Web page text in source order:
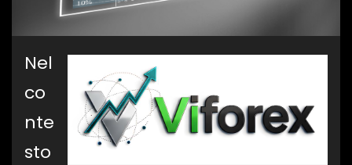
Nel
co
nte
sto